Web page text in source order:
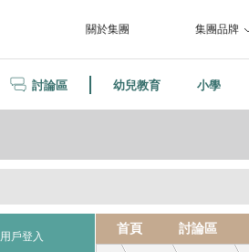
關於集團 集團品牌
討論區 幼兒教育 小學
用戶登入
首頁 討論區